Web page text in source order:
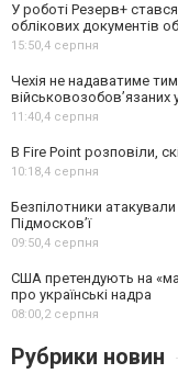
У роботі Резерв+
облікових документів
15:50,4 серпня
Чехія не надаватиме
військовозобов’язаних
11:40,4 серпня
В Fire Point розповіли,
10:18,4 серпня
Безпілотники
Підмосков’ї
09:50,4 серпня
США претендують на
про українські надра
08:00,2 серпня
Рубрики новин